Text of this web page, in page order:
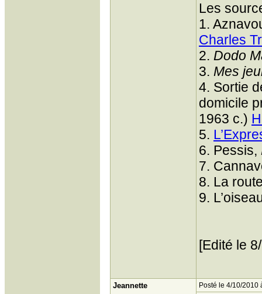
Les
1.
Charles
2. Dodo
3. Mes
4. Sortie
domicile
1963 c.)
5.
6. Pessis,
7.
8. La
9.
[Edité le
Jeannette Posté le 4/10/2010